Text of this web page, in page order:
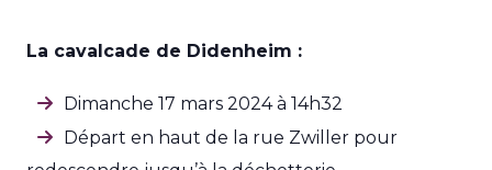
La cavalcade de Didenheim :
Dimanche 17 mars 2024 à 14h32
Départ en haut de la rue Zwiller pour